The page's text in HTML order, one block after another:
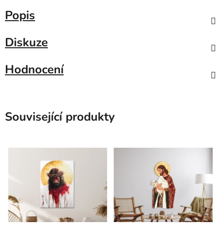
Popis
Diskuze
Hodnocení
Související produkty